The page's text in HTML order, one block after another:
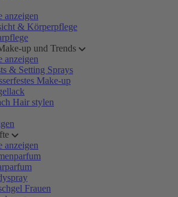
anzeigen
& Körperpflege
up und Trends
anzeigen
& Setting Sprays
Make-up
Hair stylen
anzeigen
Frauen